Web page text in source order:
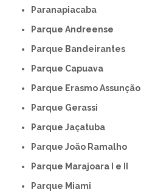
Paranapiacaba
Parque Andreense
Parque Bandeirantes
Parque Capuava
Parque Erasmo Assunção
Parque Gerassi
Parque Jaçatuba
Parque João Ramalho
Parque Marajoara I e II
Parque Miami